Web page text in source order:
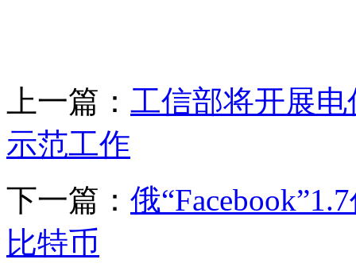
上一篇： 工信部将开展
示范工作
下一篇： 俄
比特币